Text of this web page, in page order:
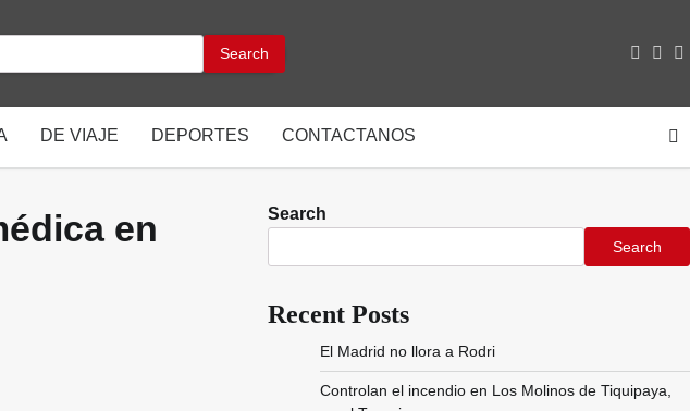
DE VIAJE DEPORTES CONTACTANOS
en
Search
Search
Recent Posts
El Madrid no llora a Rodri
Controlan el incendio en Los Molinos de Tiquipaya,